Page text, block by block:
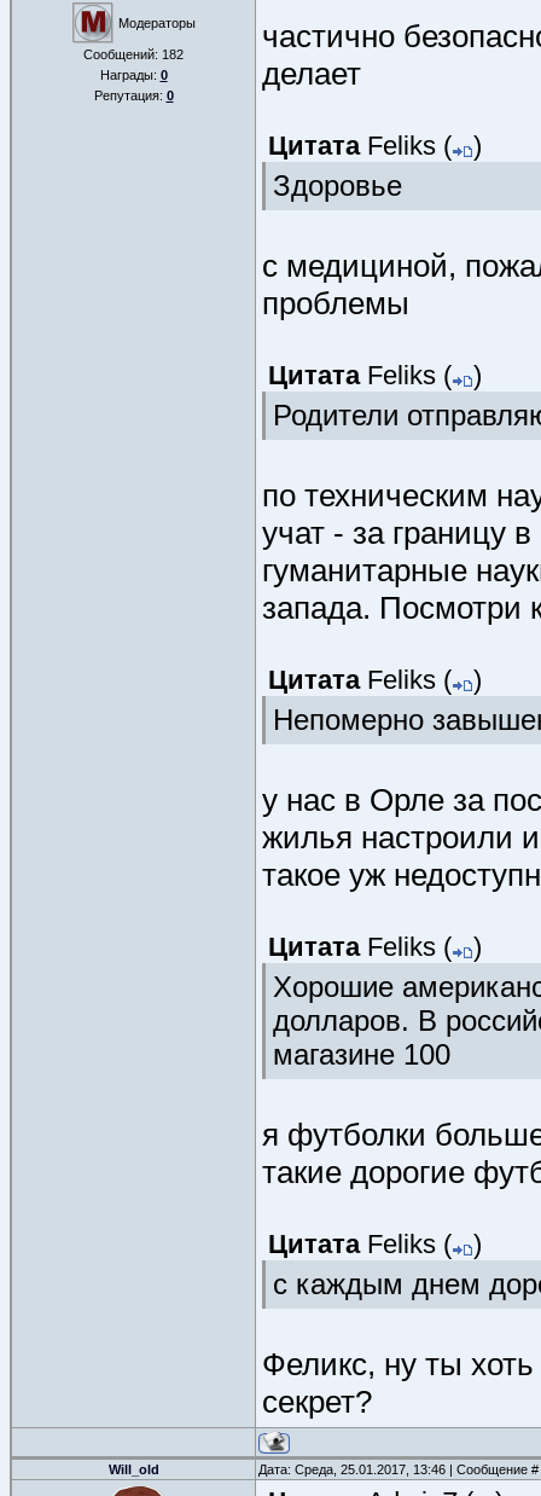
Модераторы
Сообщений: 182
Награды: 0
Репутация: 0
частично
делает
Цитата Feliks ( )
Здоровье
с медициной,
проблемы
Цитата Feliks ( )
Родители
по техническим
учат - за границу
гуманитарные
запада.
Цитата Feliks ( )
Непомерно
у нас в Орле за
жилья настроили
такое уж
Цитата Feliks ( )
Хорошие
долларов. В
магазине 100
я футболки
такие дорогие
Цитата Feliks ( )
с каждым днем
Феликс, ну ты
секрет?
Will_old Дата: Среда, 25.01.2017, 13:46 | Сообщение #